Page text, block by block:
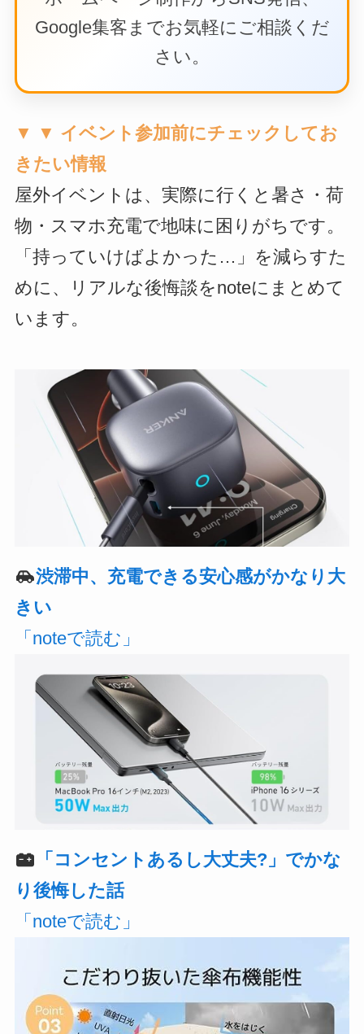
Google集客までお気軽にご相談くだ
さい。
▼ ▼ イベント参加前にチェックしてお
きたい情報
屋外イベントは、実際に行くと暑さ・荷
物・スマホ充電で地味に困りがちです。
「持っていけばよかった…」を減らすた
めに、リアルな後悔談をnoteにまとめて
います。
渋滞中、充電できる安心感がかなり大
きい
「noteで読む」
「コンセントあるし大丈夫?」でかな
り後悔した話
「noteで読む」